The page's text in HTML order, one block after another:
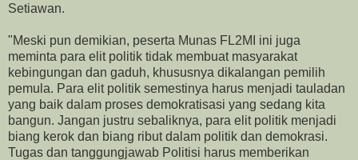
Setiawan.
"Meski pun demikian, peserta Munas FL2MI ini juga
meminta para elit politik tidak membuat masyarakat
kebingungan dan gaduh, khususnya dikalangan pemilih
pemula. Para elit politik semestinya harus menjadi tauladan
yang baik dalam proses demokratisasi yang sedang kita
bangun. Jangan justru sebaliknya, para elit politik menjadi
biang kerok dan biang ribut dalam politik dan demokrasi.
Tugas dan tanggungjawab Politisi harus memberikan